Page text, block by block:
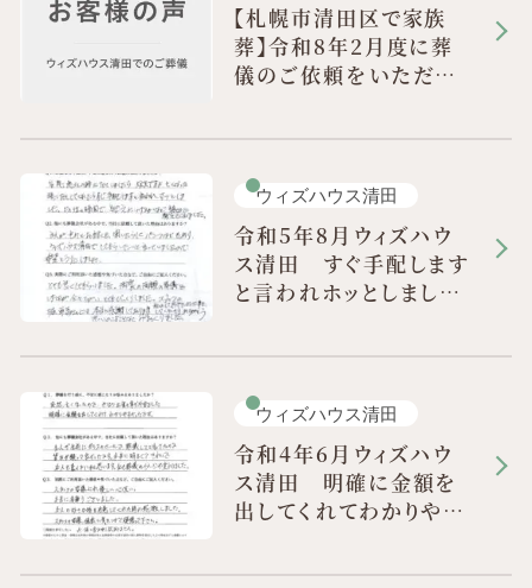
【札幌市清田区で家族
葬】令和8年2月度に葬
儀のご依頼をいただき
ウィズハウス清田
令和5年8月ウィズハウ
ス清田 すぐ手配します
と言われホッとしまし
ウィズハウス清田
令和4年6月ウィズハウ
ス清田 明確に金額を
出してくれてわかりやす